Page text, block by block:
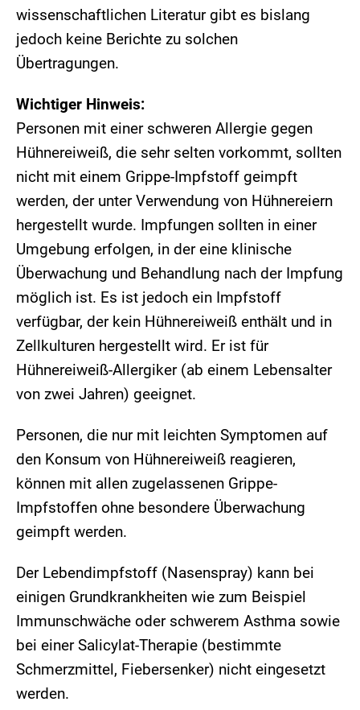
wissenschaftlichen Literatur gibt es bislang
jedoch keine Berichte zu solchen
Übertragungen.
Wichtiger Hinweis:
Personen mit einer schweren Allergie gegen
Hühnereiweiß, die sehr selten vorkommt, sollten
nicht mit einem Grippe-Impfstoff geimpft
werden, der unter Verwendung von Hühnereiern
hergestellt wurde. Impfungen sollten in einer
Umgebung erfolgen, in der eine klinische
Überwachung und Behandlung nach der Impfung
möglich ist. Es ist jedoch ein Impfstoff
verfügbar, der kein Hühnereiweiß enthält und in
Zellkulturen hergestellt wird. Er ist für
Hühnereiweiß-Allergiker (ab einem Lebensalter
von zwei Jahren) geeignet.
Personen, die nur mit leichten Symptomen auf
den Konsum von Hühnereiweiß reagieren,
können mit allen zugelassenen Grippe-
Impfstoffen ohne besondere Überwachung
geimpft werden.
Der Lebendimpfstoff (Nasenspray) kann bei
einigen Grundkrankheiten wie zum Beispiel
Immunschwäche oder schwerem Asthma sowie
bei einer Salicylat-Therapie (bestimmte
Schmerzmittel, Fiebersenker) nicht eingesetzt
werden.